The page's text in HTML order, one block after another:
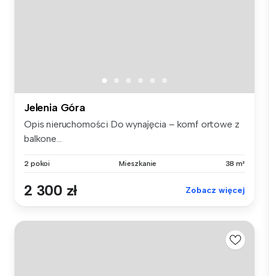
Jelenia Góra
Opis nieruchomości Do wynajęcia – komf ortowe z
balkone...
2 pokoi Mieszkanie 38 m²
2 300 zł Zobacz więcej